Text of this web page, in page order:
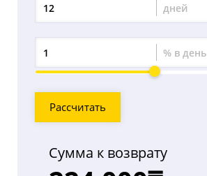
Период
дней
Процент
переплаты
% в день
Рассчитать
Сумма к возврату